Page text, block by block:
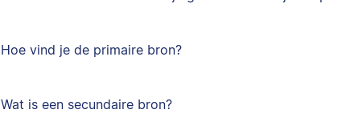
Hoe vind je de primaire bron?
Wat is een secundaire bron?